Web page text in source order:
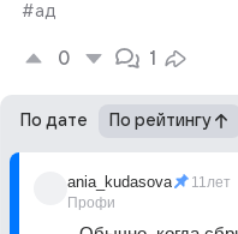
#ад
0 1
По дате По рейтингу
ania_kudasova
Профи
11лет